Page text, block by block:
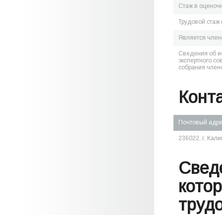
Стаж в
Трудовой стаж
Является
Сведения об
экспертного
собрания
Почтовый
236022, г.